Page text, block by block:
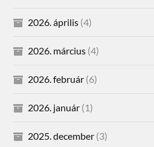
2026. április (4)
2026. március (4)
2026. február (6)
2026. január (1)
2025. december (3)